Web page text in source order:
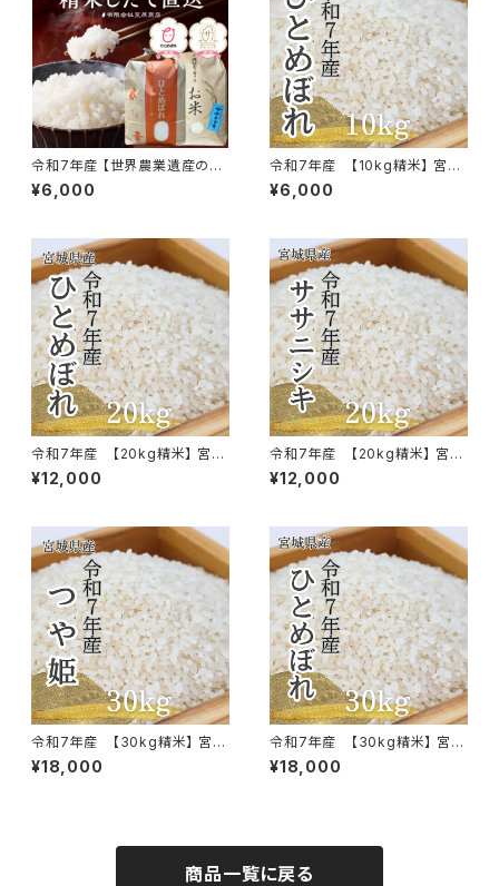
令和7年産 【世界農業遺産の米
どころ直送 ひとめぼれ・ササニ
シキセット 計10kg】
¥6,000
令和7年産 【10kg精米】 宮城
県産ひとめぼれ
¥6,000
令和7年産 【20kg精米】 宮城
県産ひとめぼれ
¥12,000
令和7年産 【20kg精米】 宮城
県産ササニシキ
¥12,000
令和7年産 【30kg精米】 宮城
県産つや姫
¥18,000
令和7年産 【30kg精米】 宮城
県産ひとめぼれ
¥18,000
商品一覧に戻る